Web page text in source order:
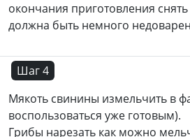
окончания приготовления
должна быть немного
Шаг 4
Мякоть свинины измельчить в
воспользоваться уже готовым).
Грибы нарезать как можно